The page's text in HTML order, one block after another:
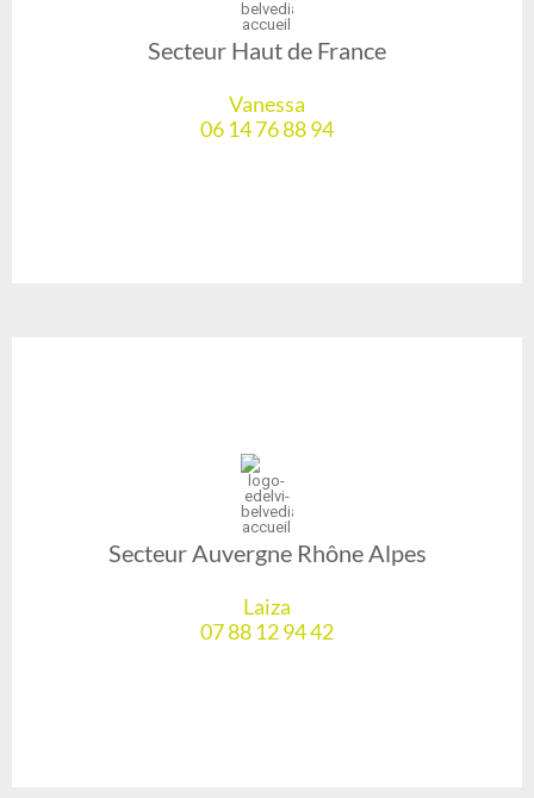
Secteur Haut de France
Vanessa
06 14 76 88 94
Secteur Auvergne Rhône Alpes
Laiza
07 88 12 94 42